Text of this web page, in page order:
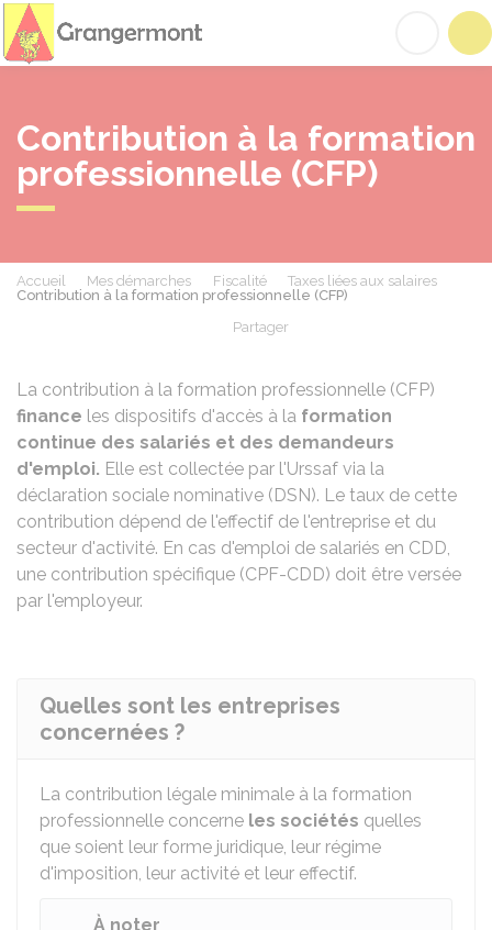
Contribution à la formation
professionnelle (CFP)
Accueil Mes démarches Fiscalité
Taxes liées aux salaires
Contribution à la formation professionnelle (CFP)
Partager
La contribution à la formation professionnelle (CFP)
finance les dispositifs d'accès à la formation
continue des salariés et des demandeurs
d'emploi. Elle est collectée par l'Urssaf via la
déclaration sociale nominative (DSN). Le taux de cette
contribution dépend de l'effectif de l'entreprise et du
secteur d'activité. En cas d'emploi de salariés en CDD,
une contribution spécifique (CPF-CDD) doit être versée
par l'employeur.
Quelles sont les entreprises
concernées ?
La contribution légale minimale à la formation
professionnelle concerne les sociétés quelles
que soient leur forme juridique, leur régime
d'imposition, leur activité et leur effectif.
À noter